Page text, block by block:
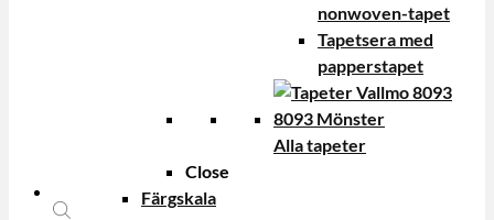
nonwoven-tapet
Tapetsera med
papperstapet
Alla tapeter
Close
Färgskala